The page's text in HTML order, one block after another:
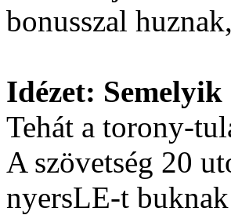
bonusszal
Idézet: Semelyik
Tehát a torony-
A szövetség 20
nyersLE-t